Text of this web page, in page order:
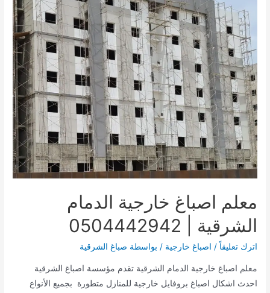
معلم اصباغ خارجية الدمام
الشرقية | 0504442942
اترك تعليقاً / اصباغ خارجية / بواسطة صباغ الشرقية
معلم اصباغ خارجية الدمام الشرقية تقدم مؤسسة اصباغ الشرقية
احدث اشكال اصباغ بروفايل خارجية للمنازل متطورة بجميع الأنواع